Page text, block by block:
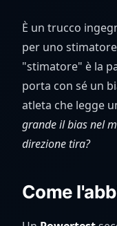
È un trucco
per uno
"stimatore" è la
porta con sé un
atleta che legge
grande il bias nel
direzione tira?
Come